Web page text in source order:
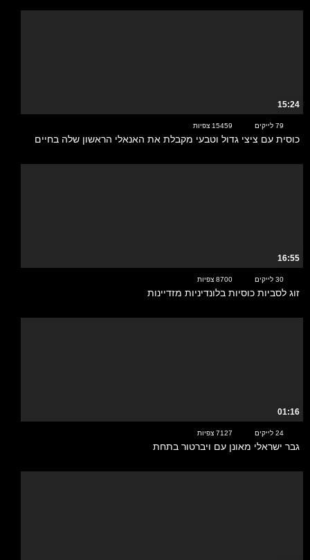
15:24
79 לייקים 15459 צפיות
כוסית עם ציצי גדול וטבעי מקבלת את האנאלי הראשון שלה בחיים
16:55
30 לייקים 8700 צפיות
זוג לסביות כוסיות בלונדיניות מזדיינות
01:16
24 לייקים 7127 צפיות
גבר ישראלי מאונן עם ויברטור בתחת